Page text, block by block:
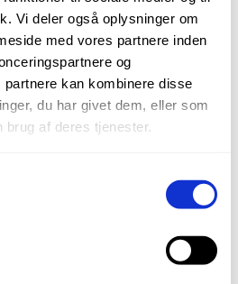
Vi deler også oplysninger om
med vores partnere inden
og
kan kombinere disse
du har givet dem, eller som
brug af deres tjenester.